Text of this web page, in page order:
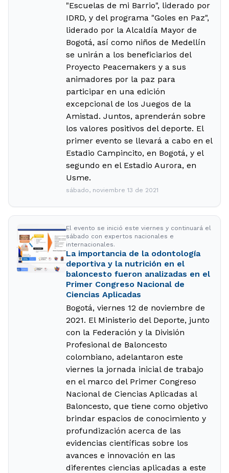
"Escuelas de mi Barrio", liderado por
IDRD, y del programa "Goles en Paz",
liderado por la Alcaldía Mayor de
Bogotá, así como niños de Medellín
se unirán a los beneficiarios del
Proyecto Peacemakers y a sus
animadores por la paz para
participar en una edición
excepcional de los Juegos de la
Amistad. Juntos, aprenderán sobre
los valores positivos del deporte. El
primer evento se llevará a cabo en el
Estadio Campincito, en Bogotá, y el
segundo en el Estadio Aurora, en
Usme.
sábado, noviembre 13 de 2021
El evento se inició este viernes y continuará el
sábado con expertos nacionales e
internacionales.
La importancia de la odontología
deportiva y la nutrición en el
baloncesto fueron analizadas en el
Primer Congreso Nacional de
Ciencias Aplicadas
Bogotá, viernes 12 de noviembre de
2021. El Ministerio del Deporte, junto
con la Federación y la División
Profesional de Baloncesto
colombiano, adelantaron este
viernes la jornada inicial de trabajo
en el marco del Primer Congreso
Nacional de Ciencias Aplicadas al
Baloncesto, que tiene como objetivo
brindar espacios de conocimiento y
profundización acerca de las
evidencias científicas sobre los
avances e innovación en las
diferentes ciencias aplicadas a este